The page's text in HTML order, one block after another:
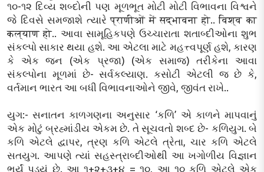
૧૦-૧૨ દિવ્ય શબ્દોની પણ મૂળભૂત મોટી મોટી વિભાવના વિશ્વને
જે દિવસે સમજાશે ત્યારે प्राणीओं में सद्भावना हो.. विश्व का
कल्याण हो.. આવા સામૂહિકપણે ઉચ્ચારાતા શતાબ્દીઓના શુભ
સંકલ્પો સાકાર થયા હશે. આ એટલા માટે મહત્ત્વપૂર્ણ હશે, કારણ
કે એક જન (એક પ્રજા) (એક સમાજ) તરીકેના આવા
સંકલ્પોના મૂળમાં છે- સર્વકલ્યાણ. કસોટી એટલી જ છે કે,
વર્તમાન ભારત આ બધી વિભાવનાઓને જીવે, જીવંત રાખે..
યુગ:- સનાતન કાળગણના અનુસાર ‘કળિ’ એ કાળને માપવાનું
એક મોટું બ્રહ્માંડીય એકમ છે. તે સૂચવતો શબ્દ છે- કળિયુગ. બે
કળિ એટલે દ્વાપર, ત્રણ કળિ એટલે ત્રેતા, ચાર કળિ એટલે
સતયુગ. આપણે ત્યાં સહસ્ત્રાબ્દીઓથી આ ખગોળીય વિજ્ઞાન
ભર્યું પડ્યું છે. આ ૧+૨+૩+૪ = ૧૦, આ ૧૦ કળિ એટલે એક